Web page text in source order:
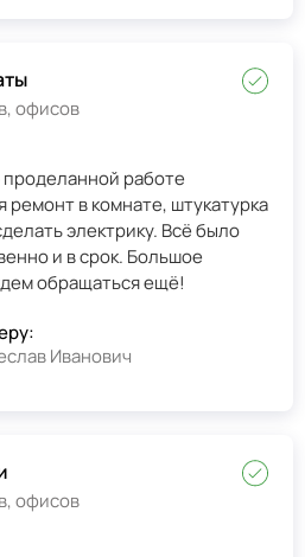
офисов
проделанной работе
ремонт в комнате, штукатурка
электрику. Всё было
в срок. Большое
обращаться ещё!
Иванович
офисов